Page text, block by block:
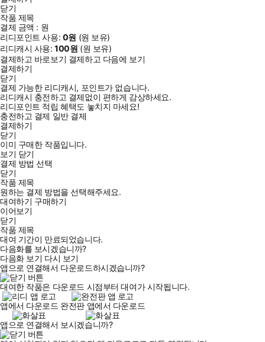
닫기
작품 제목
결제 금액 : 원
리디포인트 사용: 0원 (원 보유)
리디캐시 사용:100원 (원 보유)
결제하고 바로보기 결제하고 다음에 보기
결제하기
닫기
결제 가능한 리디캐시, 포인트가 없습니다.
리디캐시 충전하고 결제없이 편하게 감상하세요.
리디포인트 적립 혜택도 놓치지 마세요!
충전하고 결제 일반 결제
결제하기
닫기
이미 구매한 작품입니다.
보기 닫기
결제 방법 선택
닫기
작품 제목
원하는 결제 방법을 선택해주세요.
대여하기 구매하기
이어보기
닫기
작품 제목
대여 기간이 만료되었습니다.
다음화를 보시겠습니까?
다음화 보기 다시 보기
앱으로 연결해서 다운로드하시겠습니까?
대여한 작품은 다운로드 시점부터 대여가 시작됩니다.
앱에서 다운로드 완전판 앱에서 다운로드
앱으로 연결해서 보시겠습니까?